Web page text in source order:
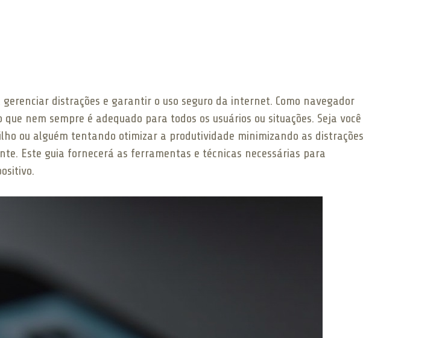
distrações e garantir o uso seguro da internet. Como navegador
nem sempre é adequado para todos os usuários ou situações. Seja você
ou alguém tentando otimizar a produtividade minimizando as distrações
Este guia fornecerá as ferramentas e técnicas necessárias para